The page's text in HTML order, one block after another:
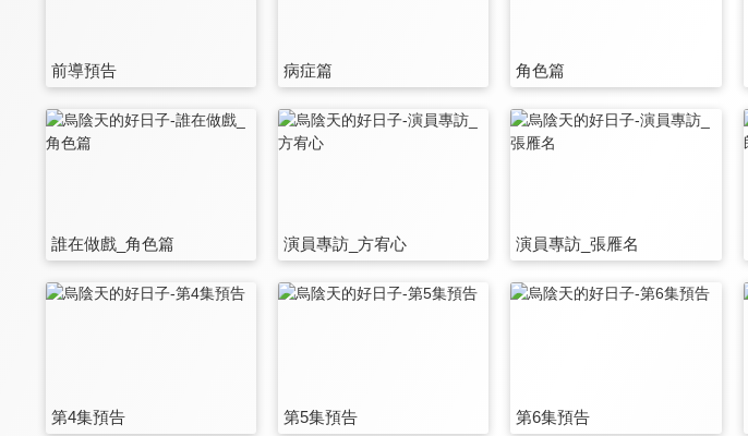
前導預告 病症篇 角色篇
誰在做戲_角色篇 演員專訪_方宥心 演員專訪_張雁名
第4集預告 第5集預告 第6集預告